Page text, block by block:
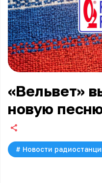
«Вельвет»
новую
# Новости